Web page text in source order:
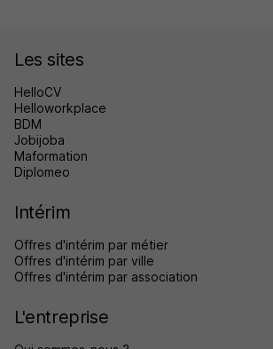
Les sites
HelloCV
Helloworkplace
BDM
Jobijoba
Maformation
Diplomeo
Intérim
Offres d'intérim par métier
Offres d'intérim par ville
Offres d'intérim par association
L'entreprise